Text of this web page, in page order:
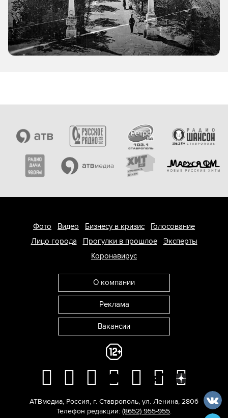
Фото Видео Бизнесу в кризис
Голосование
Лицо города
Прогулки в прошлое
Эксперты
Коронавирус
О компании
Реклама
Вакансии
АТВмедиа, Россия, г. Ставрополь, ул. Ленина, 280б
Телефон редакции: (8652) 955-955.